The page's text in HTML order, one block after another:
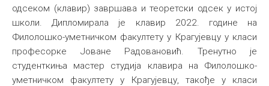
одсеком (клавир) завршава и теоретски одсек у истој
школи.Дипломирала је клавир 2022. године на
Филолошко-уметничком факултету у Крагујевцу у класи
професорке Јоване Радовановић. Тренутно је
студенткиња мастер студија клавира на Филолошко-
уметничком факултету у Крагујевцу, такође у класи